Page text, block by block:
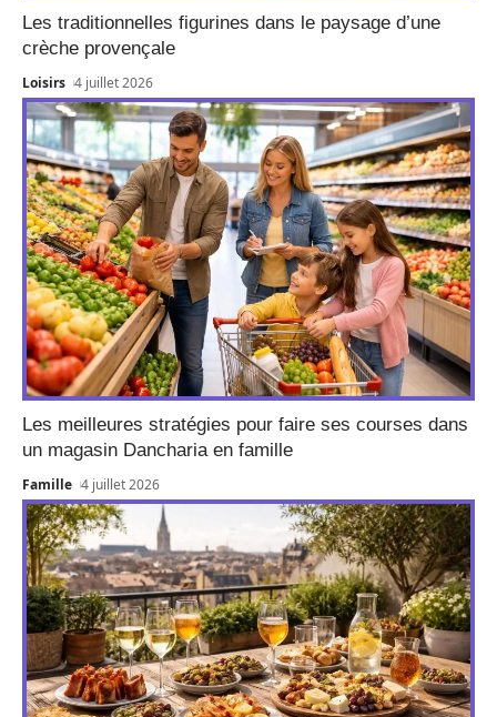
Les traditionnelles figurines dans le paysage d’une
crèche provençale
Loisirs 4 juillet 2026
Les meilleures stratégies pour faire ses courses dans
un magasin Dancharia en famille
Famille 4 juillet 2026